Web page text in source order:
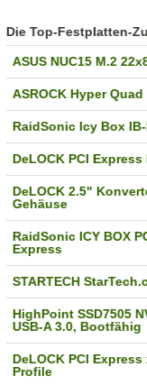
Die Top-Festplatten-
ASUS NUC15 M.2
ASROCK Hyper
RaidSonic Icy Box
DeLOCK PCI
DeLOCK 2.5"
Gehäuse
RaidSonic ICY BOX
Express
STARTECH
HighPoint SSD7505
USB-A 3.0, Bootfähig
DeLOCK PCI
Profile